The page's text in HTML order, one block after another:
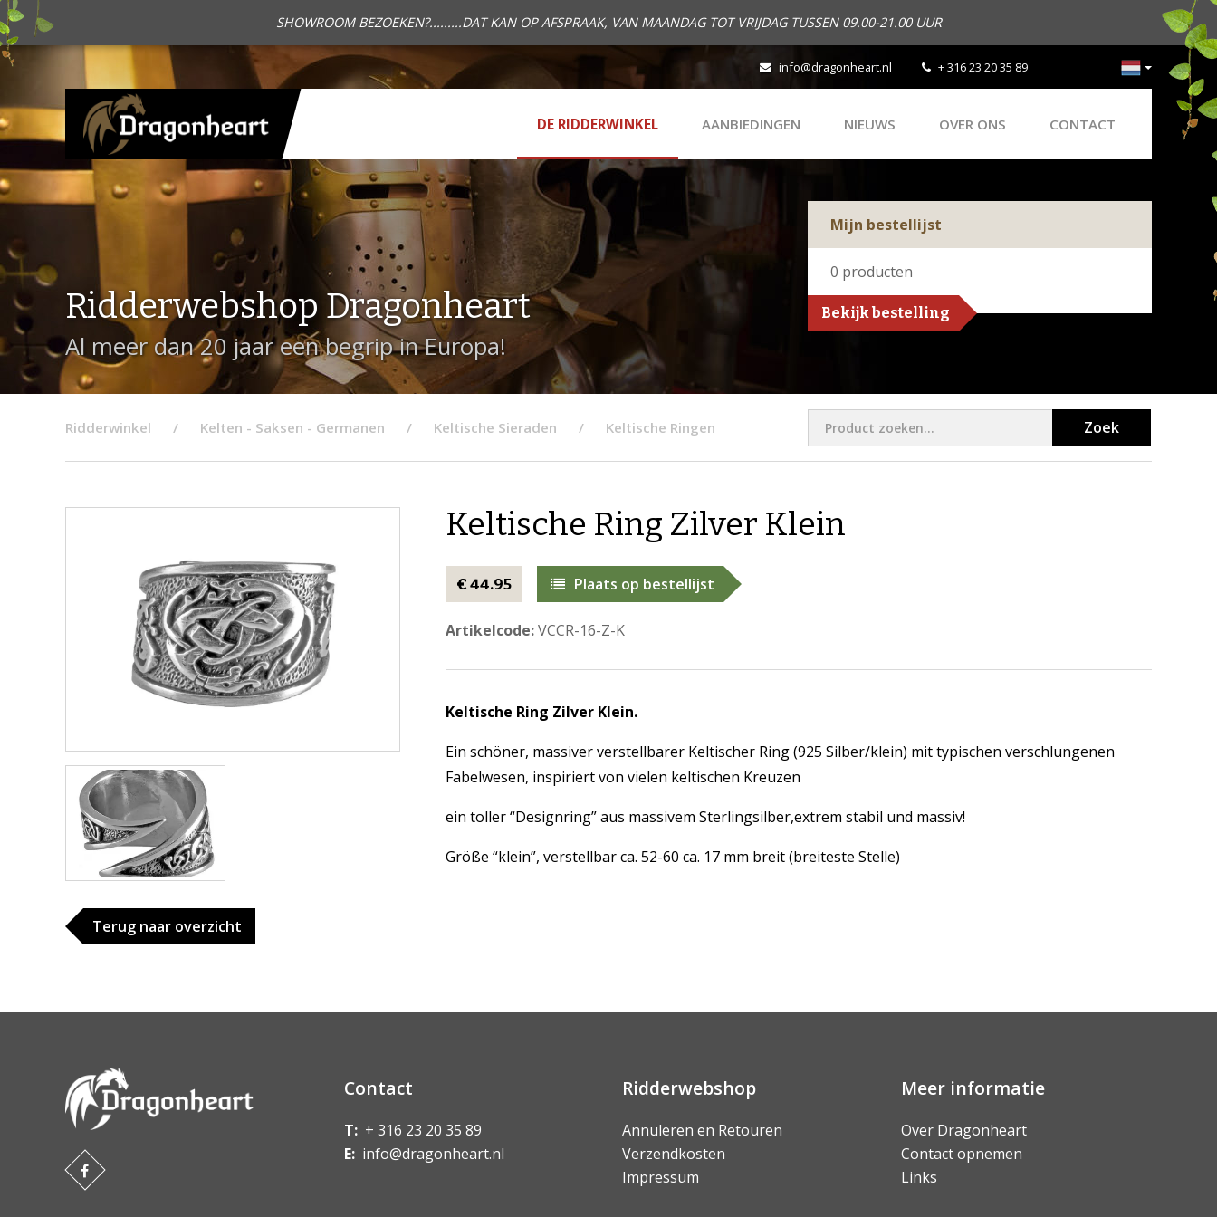
SHOWROOM BEZOEKEN?.........DAT KAN OP AFSPRAAK, VAN MAANDAG TOT VRIJDAG TUSSEN 09.00-21.00 UUR
info@dragonheart.nl + 316 23 20 35 89
DE RIDDERWINKEL AANBIEDINGEN NIEUWS OVER ONS CONTACT
Ridderwebshop Dragonheart
Al meer dan 20 jaar een begrip in Europa!
Mijn bestellijst
0 producten
Bekijk bestelling
Ridderwinkel Kelten - Saksen - Germanen Keltische Sieraden Keltische Ringen Zoek
Terug naar overzicht
Keltische Ring Zilver Klein
€ 44.95 Plaats op bestellijst
Artikelcode:VCCR-16-Z-K
Keltische Ring Zilver Klein.
Ein schöner, massiver verstellbarer Keltischer Ring (925 Silber/klein) mit typischen verschlungenen
Fabelwesen, inspiriert von vielen keltischen Kreuzen
ein toller “Designring” aus massivem Sterlingsilber,extrem stabil und massiv!
Größe “klein”, verstellbar ca. 52-60 ca. 17 mm breit (breiteste Stelle)
Contact
T: + 316 23 20 35 89
E: info@dragonheart.nl
Ridderwebshop
Annuleren en Retouren
Verzendkosten
Impressum
Meer informatie
Over Dragonheart
Contact opnemen
Links